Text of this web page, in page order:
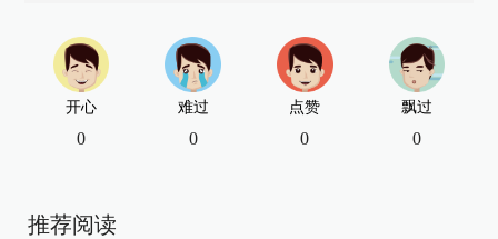
开心
0
难过
0
点赞
0
飘过
0
推荐阅读